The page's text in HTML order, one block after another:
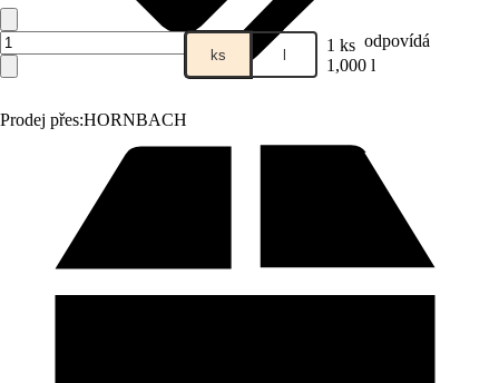
Prodej přes:HORNBACH
ks l 1 ks odpovídá
1,000 l